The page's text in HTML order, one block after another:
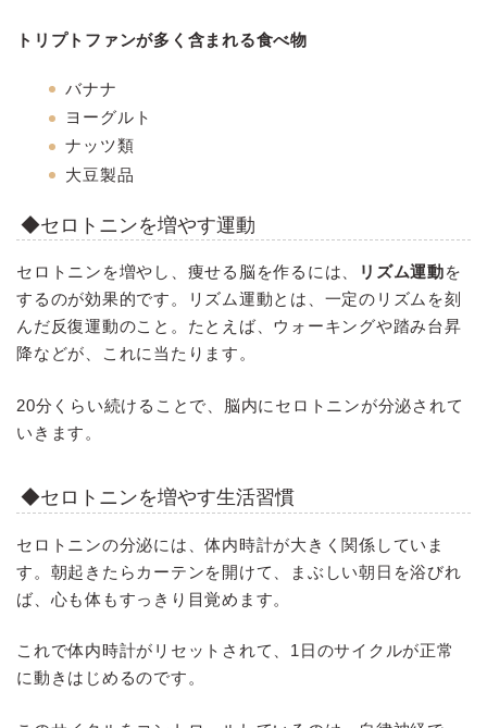
トリプトファンが多く含まれる食べ物
バナナ
ヨーグルト
ナッツ類
大豆製品
◆セロトニンを増やす運動
セロトニンを増やし、痩せる脳を作るには、 リズム運動を
するのが効果的です。リズム運動とは、一定のリズムを刻
んだ反復運動のこと。たとえば、ウォーキングや踏み台昇
降などが、これに当たります。
20分くらい続けることで、脳内にセロトニンが分泌されて
いきます。
◆セロトニンを増やす生活習慣
セロトニンの分泌には、体内時計が大きく関係していま
す。朝起きたらカーテンを開けて、まぶしい朝日を浴びれ
ば、心も体もすっきり目覚めます。
これで体内時計がリセットされて、1日のサイクルが正常
に動きはじめるのです。